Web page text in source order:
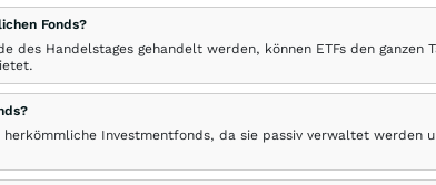
Fonds?
des Handelstages gehandelt werden, können ETFs den ganzen
Investmentfonds, da sie passiv verwaltet werden